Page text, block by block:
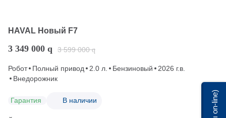
HAVAL Новый F7
3 349 000 q 3 599 000 q
Робот Полный привод 2.0 л. Бензиновый
2026 г.в.
Внедорожник
Гарантия В наличии Мы on-line)